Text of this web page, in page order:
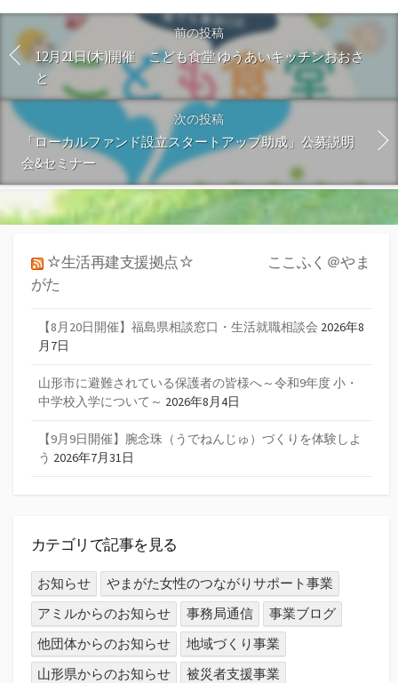
前の投稿
12月21日(木)開催 こども食堂 ゆうあいキッチンおおさ
と
次の投稿
「ローカルファンド設立スタートアップ助成」公募説明
会&セミナー
☆生活再建支援拠点☆ ここふく＠やま
がた
【8月20日開催】福島県相談窓口・生活就職相談会 2026年8
月7日
山形市に避難されている保護者の皆様へ～令和9年度 小・
中学校入学について～ 2026年8月4日
【9月9日開催】腕念珠（うでねんじゅ）づくりを体験しよ
う 2026年7月31日
カテゴリで記事を見る
お知らせ
やまがた女性のつながりサポート事業
アミルからのお知らせ
事務局通信
事業ブログ
他団体からのお知らせ
地域づくり事業
山形県からのお知らせ
被災者支援事業